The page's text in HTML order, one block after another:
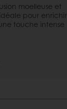
moelleuse et
pour enrichir
touche intense